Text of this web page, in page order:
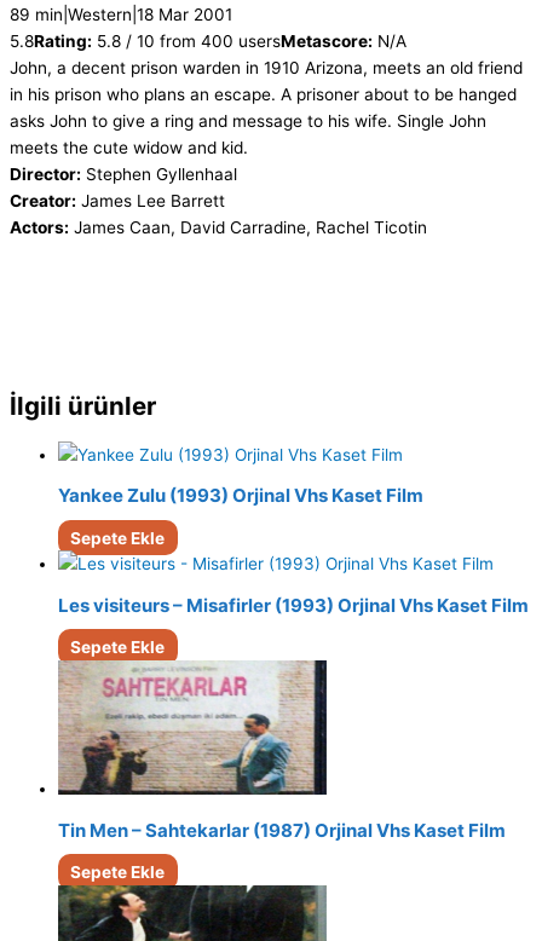
89 min Western 18 Mar 2001
5.8Rating: 5.8 / 10 from 400 usersMetascore: N/A
John, a decent prison warden in 1910 Arizona, meets an old friend
in his prison who plans an escape. A prisoner about to be hanged
asks John to give a ring and message to his wife. Single John
meets the cute widow and kid.
Director: Stephen Gyllenhaal
Creator: James Lee Barrett
Actors: James Caan, David Carradine, Rachel Ticotin
İlgili ürünler
Yankee Zulu (1993) Orjinal Vhs Kaset Film
Sepete Ekle
Les visiteurs – Misafirler (1993) Orjinal Vhs Kaset Film
Sepete Ekle
Tin Men – Sahtekarlar (1987) Orjinal Vhs Kaset Film
Sepete Ekle